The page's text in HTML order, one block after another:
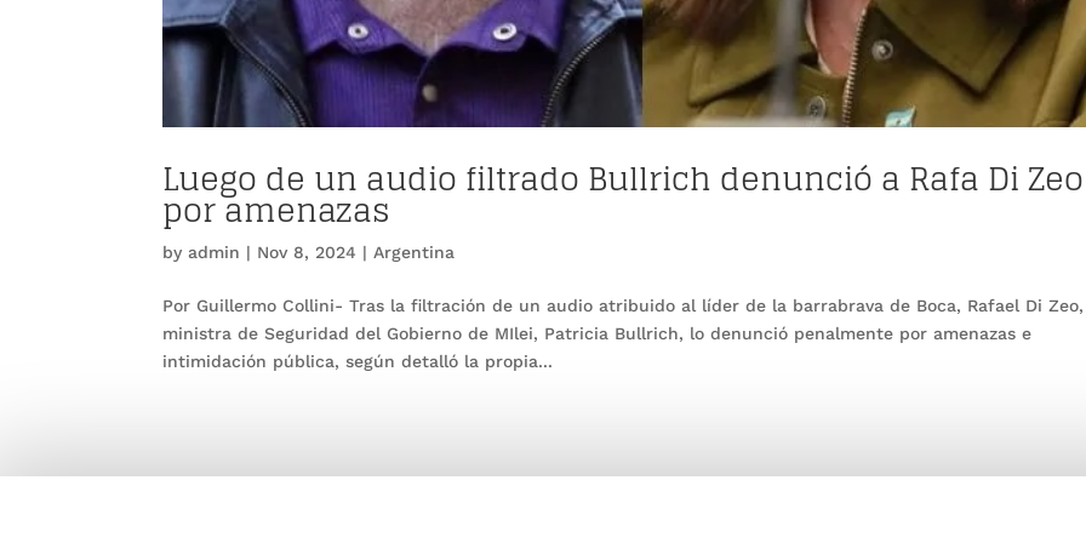
Luego de un audio filtrado Bullrich denunció a Rafa Di Zeo
por amenazas
byadmin | Nov 8, 2024 |Argentina
Por Guillermo Collini- Tras la filtración de un audio atribuido al líder de la barrabrava de Boca, Rafael Di
ministra de Seguridad del Gobierno de MIlei, Patricia Bullrich, lo denunció penalmente por amenazas e
intimidación pública, según detalló la propia...